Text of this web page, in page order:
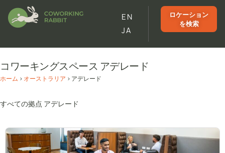
EN
JA
ロケーション
を検索
コワーキングスペース アデレード
ホーム > オーストラリア > アデレード
すべての拠点 アデレード